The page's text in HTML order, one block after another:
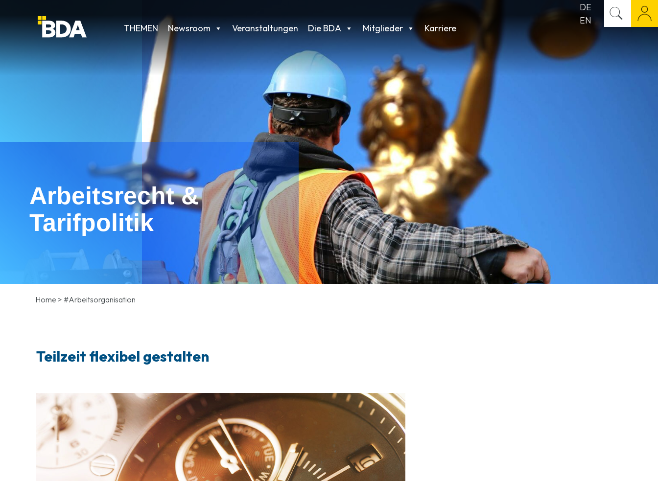
THEMEN Newsroom Veranstaltungen Die BDA Mitglieder Karriere
DE
EN
Arbeitsrecht &
Tarifpolitik
Home > #Arbeitsorganisation
Teilzeit flexibel gestalten